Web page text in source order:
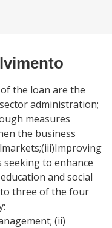
the loan are the
administration;
measures
the business
to enhance
and social
three of the four
(ii)